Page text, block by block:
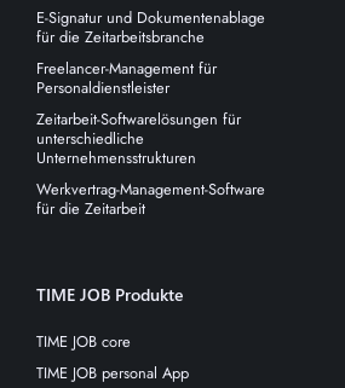
E-Signatur und Dokumentenablage
für die Zeitarbeitsbranche
Freelancer-Management für
Personaldienstleister
Zeitarbeit-Softwarelösungen für
unterschiedliche
Unternehmensstrukturen
Werkvertrag-Management-Software
für die Zeitarbeit
TIME JOB Produkte
TIME JOB core
TIME JOB personal App